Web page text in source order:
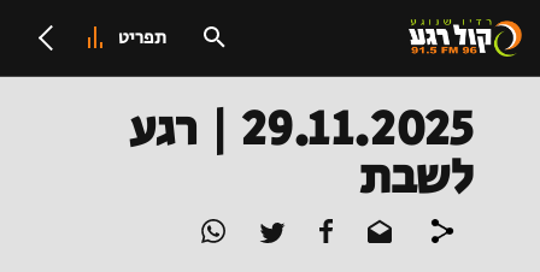
תפריט
29.11.2025 | רגע
לשבת